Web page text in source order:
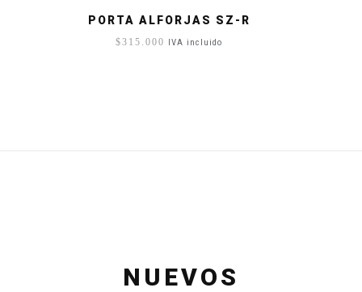
PORTA ALFORJAS SZ-R
$315.000 IVA incluido
NUEVOS